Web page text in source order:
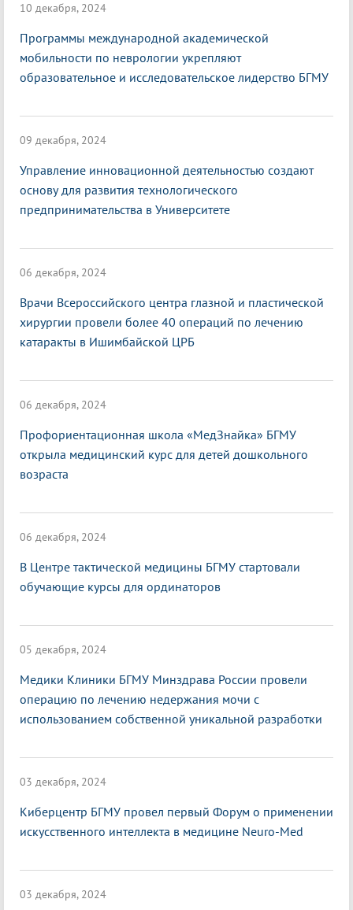
10 декабря, 2024
Программы международной академической
мобильности по неврологии укрепляют
образовательное и исследовательское лидерство БГМУ
09 декабря, 2024
Управление инновационной деятельностью создают
основу для развития технологического
предпринимательства в Университете
06 декабря, 2024
Врачи Всероссийского центра глазной и пластической
хирургии провели более 40 операций по лечению
катаракты в Ишимбайской ЦРБ
06 декабря, 2024
Профориентационная школа «МедЗнайка» БГМУ
открыла медицинский курс для детей дошкольного
возраста
06 декабря, 2024
В Центре тактической медицины БГМУ стартовали
обучающие курсы для ординаторов
05 декабря, 2024
Медики Клиники БГМУ Минздрава России провели
операцию по лечению недержания мочи с
использованием собственной уникальной разработки
03 декабря, 2024
Киберцентр БГМУ провел первый Форум о применении
искусственного интеллекта в медицине Neuro-Med
03 декабря, 2024